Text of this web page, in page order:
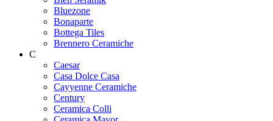
Bluezone
Bonaparte
Bottega Tiles
Brennero Ceramiche
C
Caesar
Casa Dolce Casa
Cayyenne Ceramiche
Century
Ceramica Colli